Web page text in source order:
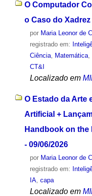
O Computador
o Caso do
por Maria Leonor de
registrado em:
Ciência, Matemática,
CT&I
Localizado em
O Estado da Arte
Artificial +
Handbook on
- 09/06/2026
por Maria Leonor de
registrado em:
IA, capa
Localizado em